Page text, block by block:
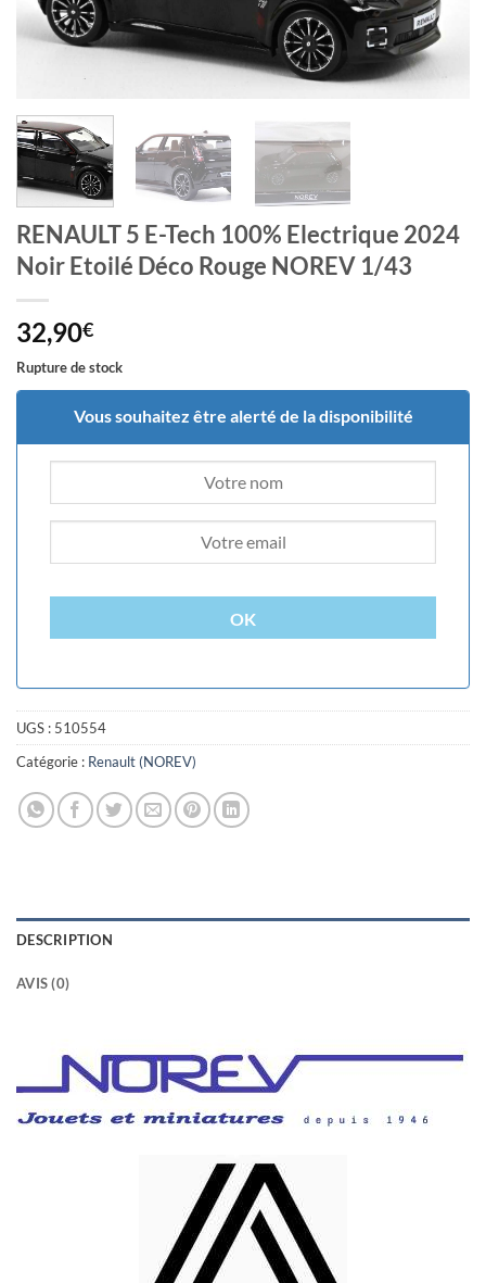
RENAULT 5 E-Tech 100% Electrique 2024
Noir Etoilé Déco Rouge NOREV 1/43
32,90€
Rupture de stock
Vous souhaitez être alerté de la disponibilité
OK
UGS : 510554
Catégorie : Renault (NOREV)
DESCRIPTION
AVIS (0)